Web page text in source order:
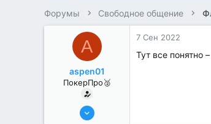
Форумы Свободное общение
A
aspen01
ПокерПро🥈
13 Июн 2022
7 Сен 2022
Тут все понятно